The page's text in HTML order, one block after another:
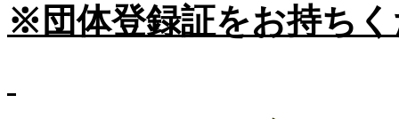
※団体登録証をお持ち